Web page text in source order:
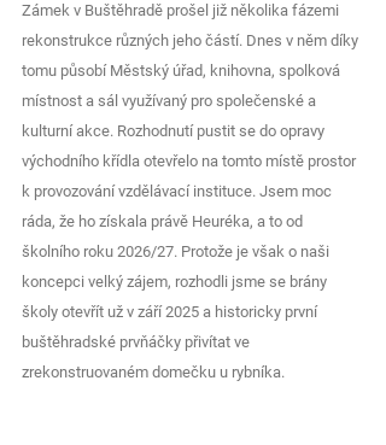
Zámek v Buštěhradě prošel již několika fázemi
rekonstrukce různých jeho částí. Dnes v něm díky
tomu působí Městský úřad, knihovna, spolková
místnost a sál využívaný pro společenské a
kulturní akce. Rozhodnutí pustit se do opravy
východního křídla otevřelo na tomto místě prostor
k provozování vzdělávací instituce. Jsem moc
ráda, že ho získala právě Heuréka, a to od
školního roku 2026/27. Protože je však o naši
koncepci velký zájem, rozhodli jsme se brány
školy otevřít už v září 2025 a historicky první
buštěhradské prvňáčky přivítat ve
zrekonstruovaném domečku u rybníka.